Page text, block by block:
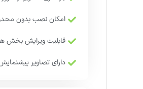
امکان نصب بدون
قابلیت ویرایش بخش
دارای تصاویر